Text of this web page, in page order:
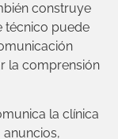
construye
técnico puede
la comprensión
la clínica
anuncios,